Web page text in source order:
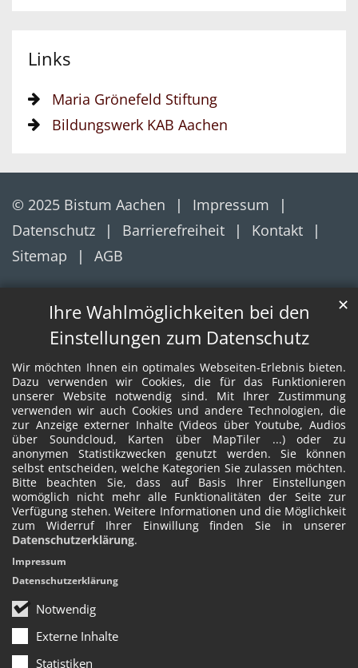
Ihre Wahlmöglichkeiten bei den
Einstellungen zum Datenschutz
Wir möchten Ihnen ein optimales Webseiten-Erlebnis bieten.
Dazu verwenden wir Cookies, die für das Funktionieren
unserer Website notwendig sind. Mit Ihrer Zustimmung
verwenden wir auch Cookies und andere Technologien, die
zur Anzeige externer Inhalte (Videos über Youtube, Audios
über Soundcloud, Karten über MapTiler ...) oder zu
anonymen Statistikzwecken genutzt werden. Sie können
selbst entscheiden, welche Kategorien Sie zulassen möchten.
Bitte beachten Sie, dass auf Basis Ihrer Einstellungen
womöglich nicht mehr alle Funktionalitäten der Seite zur
Verfügung stehen. Weitere Informationen und die Möglichkeit
zum Widerruf Ihrer Einwillung finden Sie in unserer
Datenschutzerklärung.
Notwendig
Externe Inhalte
Statistiken
✕
Impressum
Datenschutzerklärung
Links
Maria Grönefeld Stiftung
Bildungswerk KAB Aachen
© 2025 Bistum Aachen
Impressum
Datenschutz
Barrierefreiheit
Kontakt
Sitemap
AGB